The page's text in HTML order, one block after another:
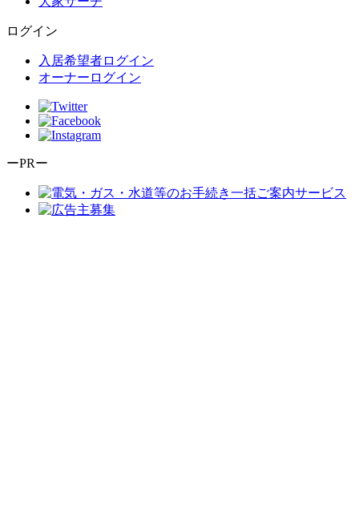
ログイン
入居希望者ログイン
オーナーログイン
ーPRー